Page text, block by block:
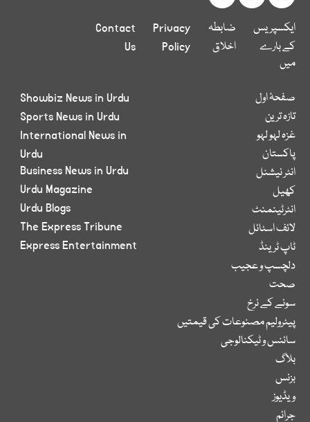
ایکسپریس
کے بارے
میں
ضابطہ
اخلاق
Privacy
Policy
Contact
Us
صفحۂ اول
تازہ ترین
غزہ لہو لہو
پاکستان
انٹر نیشنل
کھیل
انٹرٹینمنٹ
لائف اسٹائل
ٹاپ ٹرینڈ
دلچسپ و عجیب
صحت
سونے کے نرخ
پیٹرولیم مصنوعات کی قیمتیں
سائنس و ٹیکنالوجی
بلاگ
بزنس
ویڈیوز
جرائم
Showbiz News in Urdu
Sports News in Urdu
International News in
Urdu
Business News in Urdu
Urdu Magazine
Urdu Blogs
The Express Tribune
Express Entertainment